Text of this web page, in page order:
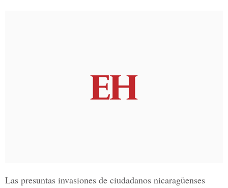
Las presuntas invasiones de ciudadanos nicaragüenses